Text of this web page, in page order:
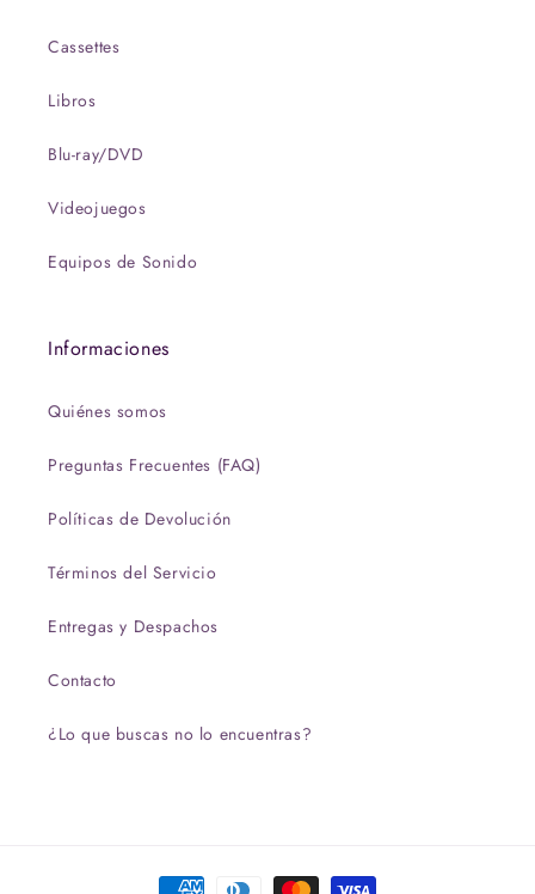
Cassettes
Libros
Blu-ray/DVD
Videojuegos
Equipos de Sonido
Informaciones
Quiénes somos
Preguntas Frecuentes (FAQ)
Políticas de Devolución
Términos del Servicio
Entregas y Despachos
Contacto
¿Lo que buscas no lo encuentras?
Formas